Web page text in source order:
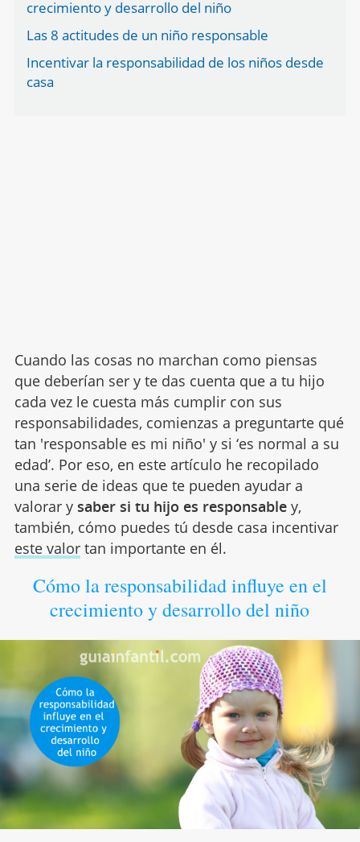
crecimiento y desarrollo del niño
Las 8 actitudes de un niño responsable
Incentivar la responsabilidad de los niños desde
casa
Cuando las cosas no marchan como piensas
que deberían ser y te das cuenta que a tu hijo
cada vez le cuesta más cumplir con sus
responsabilidades, comienzas a preguntarte qué
tan 'responsable es mi niño' y si ‘es normal a su
edad’. Por eso, en este artículo he recopilado
una serie de ideas que te pueden ayudar a
valorar y saber si tu hijo es responsabley,
también, cómo puedes tú desde casa incentivar
este valortan importante en él.
Cómo la responsabilidad influye en el
crecimiento y desarrollo del niño